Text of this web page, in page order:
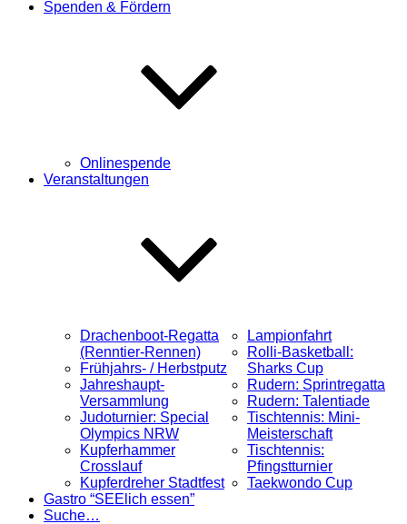
Spenden & Fördern
Onlinespende
Veranstaltungen
Drachenboot-Regatta
(Renntier-Rennen)
Frühjahrs- / Herbstputz
Jahreshaupt-
Versammlung
Judoturnier: Special
Olympics NRW
Kupferhammer
Crosslauf
Kupferdreher Stadtfest
Lampionfahrt
Rolli-Basketball:
Sharks Cup
Rudern: Sprintregatta
Rudern: Talentiade
Tischtennis: Mini-
Meisterschaft
Tischtennis:
Pfingstturnier
Taekwondo Cup
Gastro “SEElich essen”
Suche…